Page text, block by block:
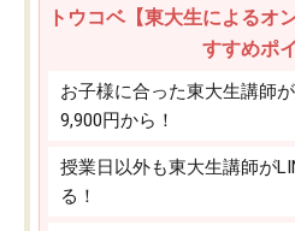
トウコベ【東大生によるオ
すすめポ
お子様に合った東大生講師
9,900円から！
授業日以外も東大生講師が
る！